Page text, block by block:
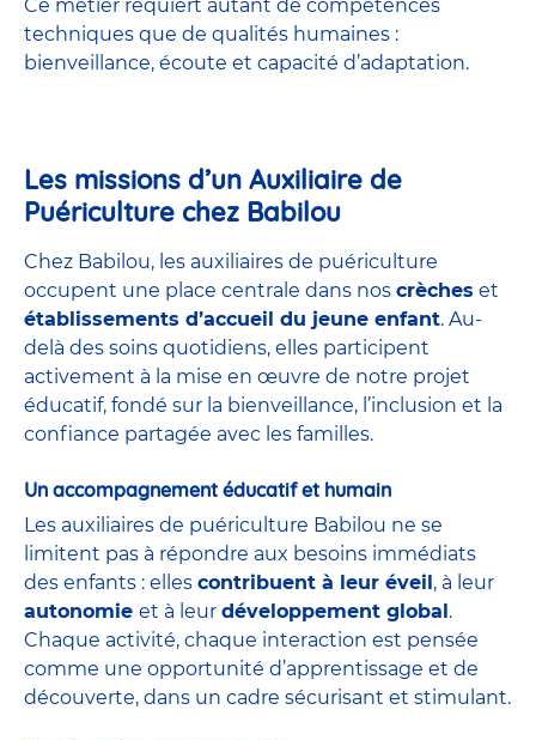
Ce métier requiert autant de compétences
techniques que de qualités humaines :
bienveillance, écoute et capacité d’adaptation.
Les missions d’un Auxiliaire de
Puériculture chez Babilou
Chez Babilou, les auxiliaires de puériculture
occupent une place centrale dans nos crèches et
établissements d’accueil du jeune enfant. Au-
delà des soins quotidiens, elles participent
activement à la mise en œuvre de notre projet
éducatif, fondé sur la bienveillance, l’inclusion et la
confiance partagée avec les familles.
Un accompagnement éducatif et humain
Les auxiliaires de puériculture Babilou ne se
limitent pas à répondre aux besoins immédiats
des enfants : elles contribuent à leur éveil , à leur
autonomie et à leur développement global .
Chaque activité, chaque interaction est pensée
comme une opportunité d’apprentissage et de
découverte, dans un cadre sécurisant et stimulant.